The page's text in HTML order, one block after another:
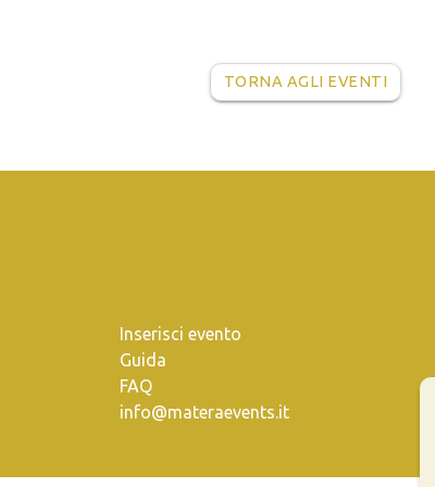
TORNA AGLI EVENTI
Inserisci evento
Guida
FAQ
info@materaevents.it